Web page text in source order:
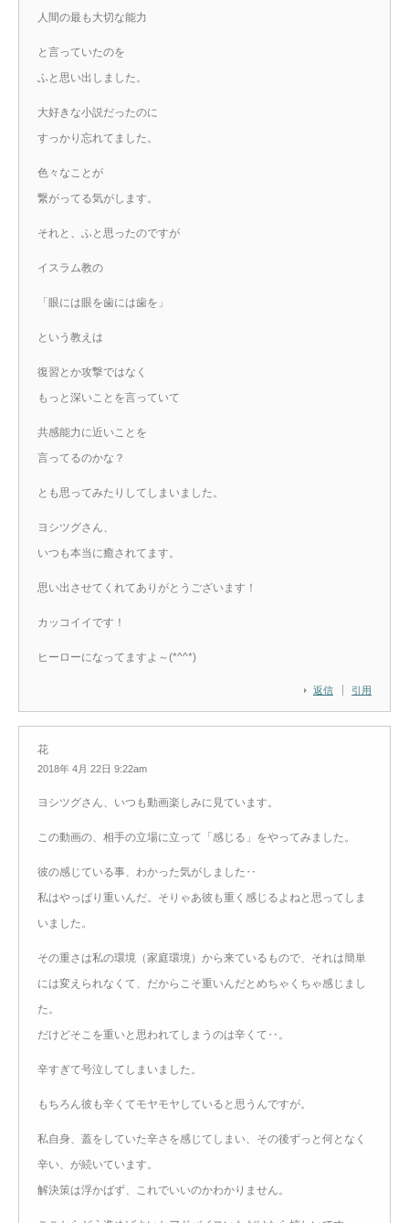
返信 引用
人間の最も大切な能力
と言っていたのを
ふと思い出しました。
大好きな小説だったのに
すっかり忘れてました。
色々なことが
繋がってる気がします。
それと、ふと思ったのですが
イスラム教の
「眼には眼を歯には歯を」
という教えは
復習とか攻撃ではなく
もっと深いことを言っていて
共感能力に近いことを
言ってるのかな？
とも思ってみたりしてしまいました。
ヨシツグさん、
いつも本当に癒されてます。
思い出させてくれてありがとうございます！
カッコイイです！
ヒーローになってますよ～(*^^*)
花
2018年 4月 22日 9:22am
ヨシツグさん、いつも動画楽しみに見ています。
この動画の、相手の立場に立って「感じる」をやってみました。
彼の感じている事、わかった気がしました‥
私はやっぱり重いんだ。そりゃあ彼も重く感じるよねと思ってしま
いました。
その重さは私の環境（家庭環境）から来ているもので、それは簡単
には変えられなくて、だからこそ重いんだとめちゃくちゃ感じまし
た。
だけどそこを重いと思われてしまうのは辛くて‥。
辛すぎて号泣してしまいました。
もちろん彼も辛くてモヤモヤしていると思うんですが。
私自身、蓋をしていた辛さを感じてしまい、その後ずっと何となく
辛い、が続いています。
解決策は浮かばず、これでいいのかわかりません。